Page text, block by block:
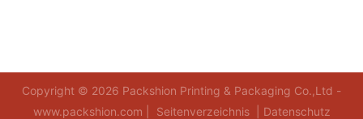
Copyright © 2026 Packshion Printing & Packaging Co.,Ltd -
www.packshion.com |
Seitenverzeichnis Datenschutz